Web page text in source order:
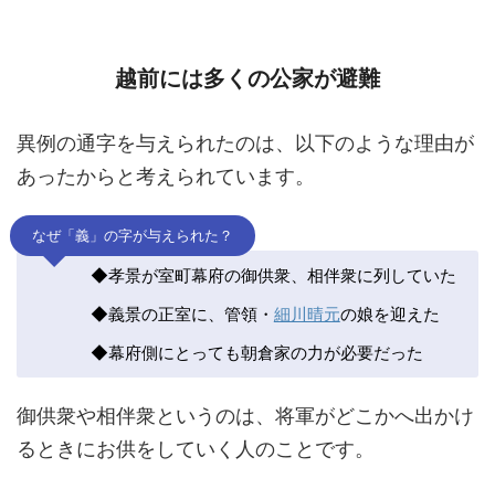
越前には多くの公家が避難
異例の通字を与えられたのは、以下のような理由が
あったからと考えられています。
なぜ「義」の字が与えられた？
◆孝景が室町幕府の御供衆、相伴衆に列していた
◆義景の正室に、管領・ 細川晴元の娘を迎えた
◆幕府側にとっても朝倉家の力が必要だった
御供衆や相伴衆というのは、将軍がどこかへ出かけ
るときにお供をしていく人のことです。